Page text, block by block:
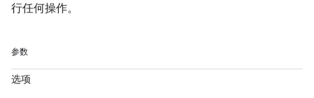
行任何操作。
参数
选项